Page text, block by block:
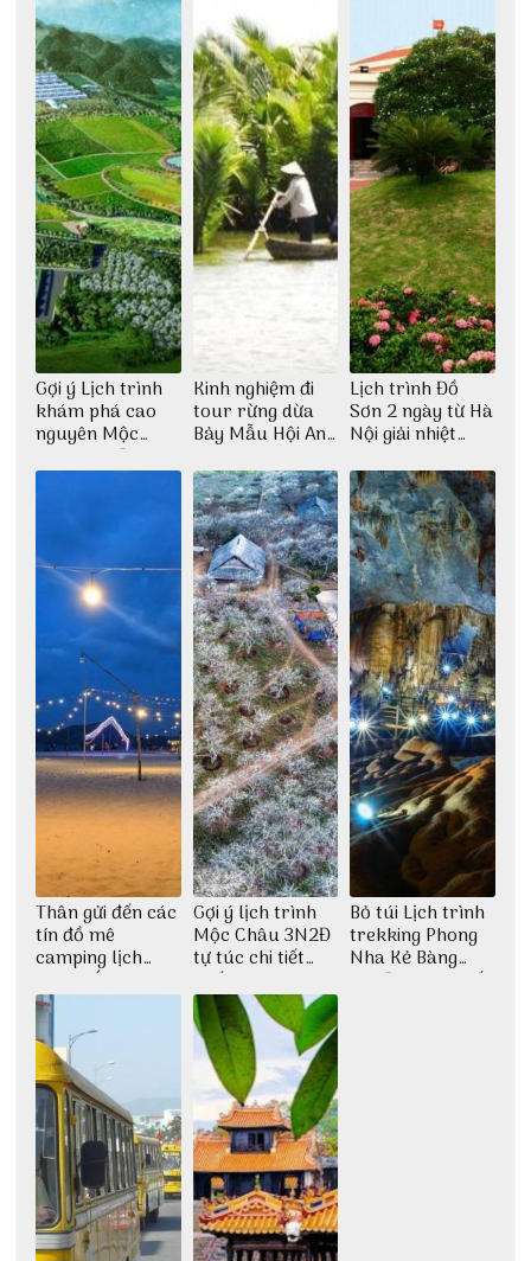
Gợi ý Lịch trình
khám phá cao
nguyên Mộc
Châu 2N1Đ cực
chi tiết
Kinh nghiệm đi
tour rừng dừa
Bảy Mẫu Hội An
Lịch trình Đồ
Sơn 2 ngày từ Hà
Nội giải nhiệt
Thân gửi đến các
tín đồ mê
camping lịch
trình cắm trại
Huế tự túc 2N1Đ
chi tiết nhất
Gợi ý lịch trình
Mộc Châu 3N2Đ
tự túc chi tiết
nhất
Bỏ túi Lịch trình
trekking Phong
Nha Kẻ Bàng
3N2Đ cực chi tiết